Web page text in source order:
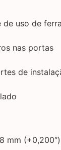
uso de
nas portas
de
mm